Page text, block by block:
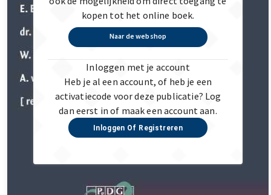
kopen tot het online boek.
Naar de webshop
Inloggen met je account
Heb je al een account, of heb je een
activatiecode voor deze publicatie? Log
dan eerst in of maak een account aan.
Inloggen Of Registreren